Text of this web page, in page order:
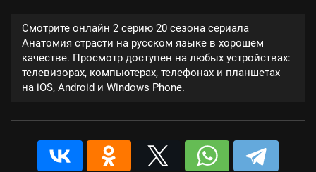
Смотрите онлайн 2 серию 20 сезона сериала
Анатомия страсти на русском языке в хорошем
качестве. Просмотр доступен на любых устройствах:
телевизорах, компьютерах, телефонах и планшетах
на iOS, Android и Windows Phone.